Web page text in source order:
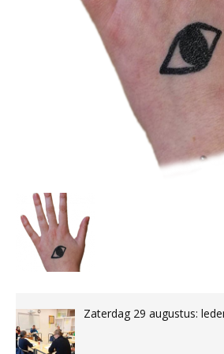
Zaterdag 29 augustus: